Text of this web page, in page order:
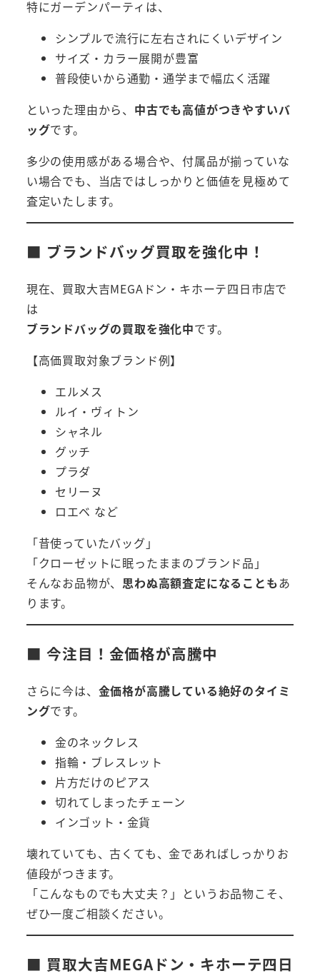
特にガーデンパーティは、
シンプルで流行に左右されにくいデザイン
サイズ・カラー展開が豊富
普段使いから通勤・通学まで幅広く活躍
といった理由から、 中古でも高値がつきやすいバ
ッグです。
多少の使用感がある場合や、付属品が揃っていな
い場合でも、当店ではしっかりと価値を見極めて
査定いたします。
■ ブランドバッグ買取を強化中！
現在、買取大吉MEGAドン・キホーテ四日市店で
は
ブランドバッグの買取を強化中です。
【高価買取対象ブランド例】
エルメス
ルイ・ヴィトン
シャネル
グッチ
プラダ
セリーヌ
ロエベ など
「昔使っていたバッグ」
「クローゼットに眠ったままのブランド品」
そんなお品物が、 思わぬ高額査定になることもあ
ります。
■ 今注目！金価格が高騰中
さらに今は、 金価格が高騰している絶好のタイミ
ングです。
金のネックレス
指輪・ブレスレット
片方だけのピアス
切れてしまったチェーン
インゴット・金貨
壊れていても、古くても、金であればしっかりお
値段がつきます。
「こんなものでも大丈夫？」というお品物こそ、
ぜひ一度ご相談ください。
■ 買取大吉MEGAドン・キホーテ四日